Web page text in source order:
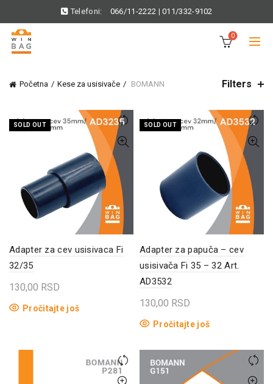
Telefoni: 066/11-2222 |011/332-9102
0
Početna Kese za usisivače BOMANN Filters
SOLD OUT
Adapter za cev usisivaca Fi
32/35
130,00 RSD
Pročitajte još
SOLD OUT
Adapter za papuča – cev
usisivača Fi 35 – 32 Art.
AD3532
130,00 RSD
Pročitajte još